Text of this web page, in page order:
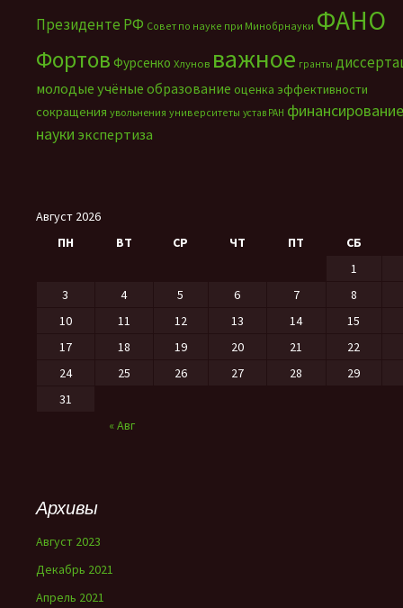
Президенте РФ Совет по науке при Минобрнауки ФАНО
Фортов Фурсенко Хлунов важное гранты
молодые учёные образование оценка эффективности
сокращения увольнения университеты устав РАН финансирование
науки экспертиза
Август 2026
ПН
ВТ СР ЧТ ПТ СБ
« Авг
1
3
4 5 6 7
8
10
11 12 13 14
15
17
18 19 20 21
22
24
25 26 27 28
29
31
Архивы
Август 2023
Декабрь 2021
Апрель 2021